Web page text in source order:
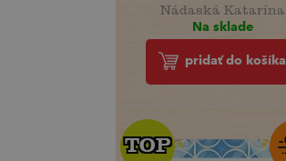
Nádaská Katarína
Na sklade
pridať do košíka
TOP
TOP